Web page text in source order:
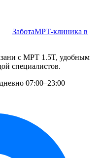
ЗаботаМРТ‑клиника в
с МРТ 1.5T, удобным
специалистов.
07:00–23:00